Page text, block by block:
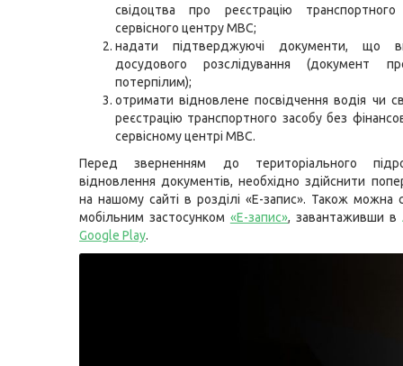
свідоцтва про реєстрацію
сервісного центру МВС;
надати підтверджуючі документи, що
досудового розслідування (документ
потерпілим);
отримати відновлене посвідчення водія чи
реєстрацію транспортного засобу без
сервісному центрі МВС.
Перед зверненням до територіального
відновлення документів, необхідно здійснити
на нашому сайті в розділі «Е-запис». Також можна
мобільним застосунком «Е-запис», завантаживши в
Google Play.